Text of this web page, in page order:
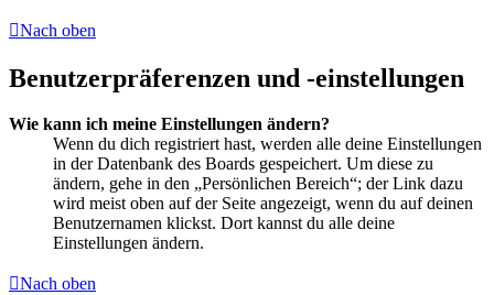
Nach oben
Benutzerpräferenzen und -einstellungen
Wie kann ich meine Einstellungen ändern?
Wenn du dich registriert hast, werden alle deine Einstellungen
in der Datenbank des Boards gespeichert. Um diese zu
ändern, gehe in den „Persönlichen Bereich“; der Link dazu
wird meist oben auf der Seite angezeigt, wenn du auf deinen
Benutzernamen klickst. Dort kannst du alle deine
Einstellungen ändern.
Nach oben